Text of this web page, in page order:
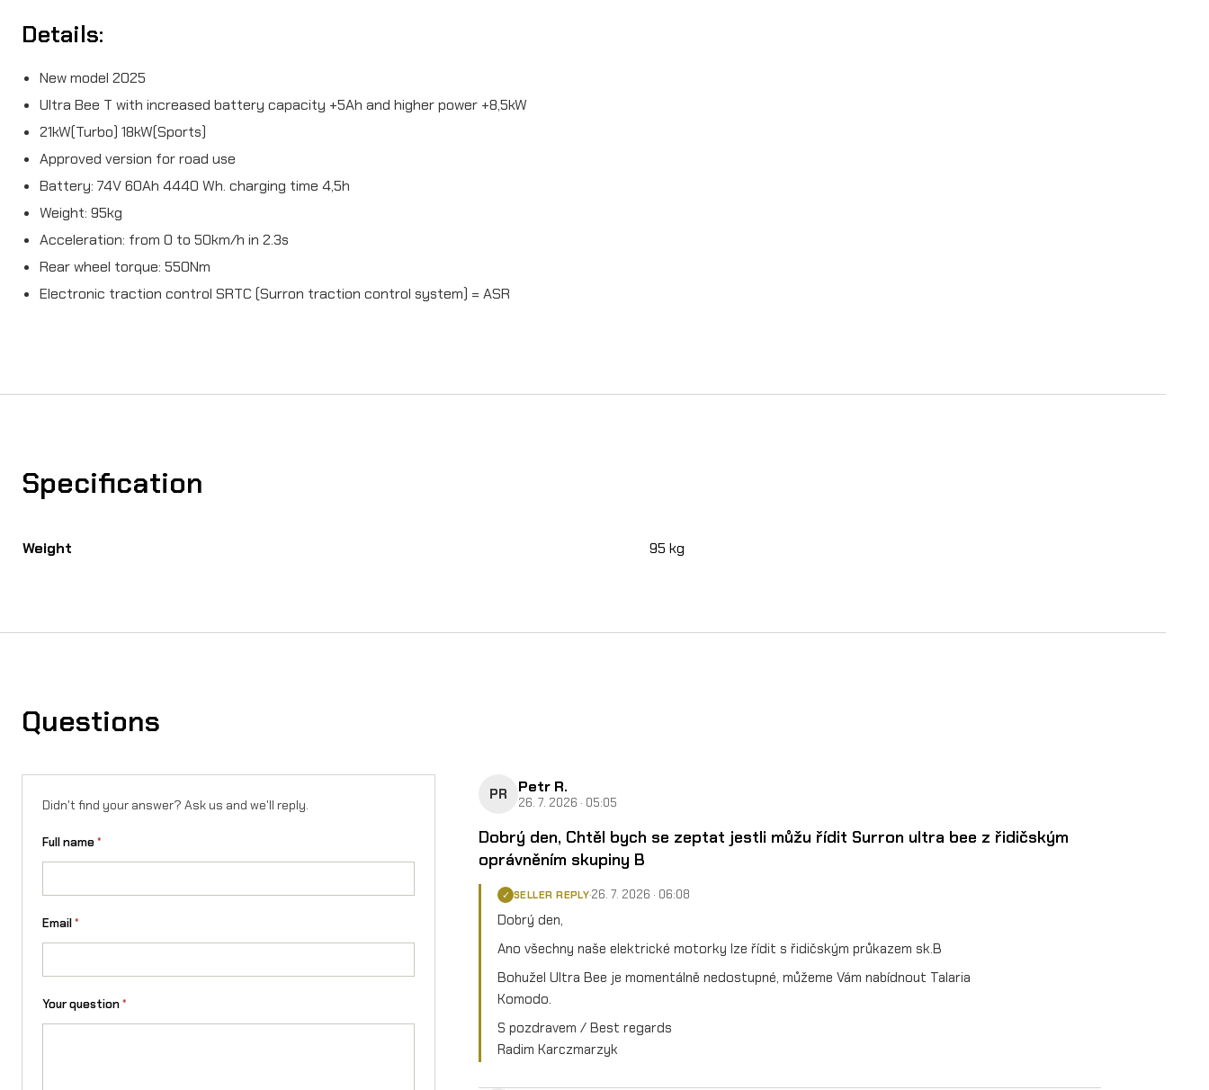
Details:
New model 2025
Ultra Bee T with increased battery capacity +5Ah and higher power +8,5kW
21kW(Turbo) 18kW(Sports)
Approved version for road use
Battery: 74V 60Ah 4440 Wh. charging time 4,5h
Weight: 95kg
Acceleration: from 0 to 50km/h in 2.3s
Rear wheel torque: 550Nm
Electronic traction control SRTC (Surron traction control system) = ASR
Specification
Weight 95 kg
Questions
Didn't find your answer? Ask us and we'll reply.
Full name*
Email*
Your question*
PR Petr R.
26. 7. 2026 · 05:05
Dobrý den, Chtěl bych se zeptat jestli můžu řídit Surron ultra bee z řidičským
oprávněním skupiny B
✓ SELLER REPLY·26. 7. 2026 · 06:08
Dobrý den,
Ano všechny naše elektrické motorky lze řídit s řidičským průkazem sk.B
Bohužel Ultra Bee je momentálně nedostupné, můžeme Vám nabídnout Talaria
Komodo.
S pozdravem / Best regards
Radim Karczmarzyk